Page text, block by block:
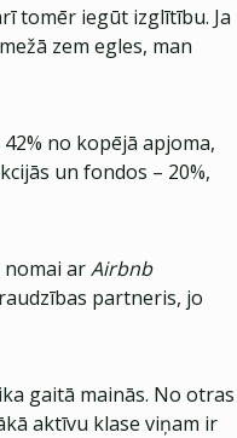
tomēr iegūt izglītību. Ja
zem egles, man
no kopējā apjoma,
un fondos – 20%,
arAirbnb
partneris, jo
gaitā mainās. No otras
aktīvu klase viņam ir